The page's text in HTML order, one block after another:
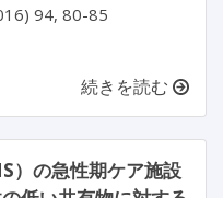
続きを読む
）の急性期ケア施設